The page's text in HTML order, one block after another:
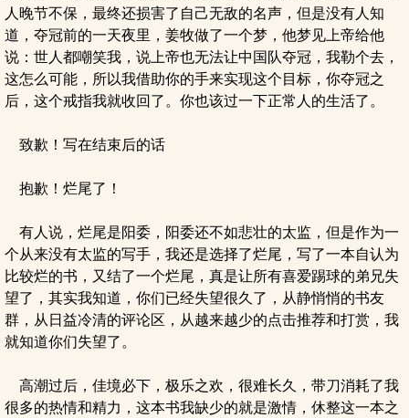
人晚节不保，最终还损害了自己无敌的名声，但是没有人知
道，夺冠前的一天夜里，姜牧做了一个梦，他梦见上帝给他
说：世人都嘲笑我，说上帝也无法让中国队夺冠，我勒个去，
这怎么可能，所以我借助你的手来实现这个目标，你夺冠之
后，这个戒指我就收回了。你也该过一下正常人的生活了。
致歉！写在结束后的话
抱歉！烂尾了！
有人说，烂尾是阳委，阳委还不如悲壮的太监，但是作为一
个从来没有太监的写手，我还是选择了烂尾，写了一本自认为
比较烂的书，又结了一个烂尾，真是让所有喜爱踢球的弟兄失
望了，其实我知道，你们已经失望很久了，从静悄悄的书友
群，从日益冷清的评论区，从越来越少的点击推荐和打赏，我
就知道你们失望了。
高潮过后，佳境必下，极乐之欢，很难长久，带刀消耗了我
很多的热情和精力，这本书我缺少的就是激情，休整这一本之